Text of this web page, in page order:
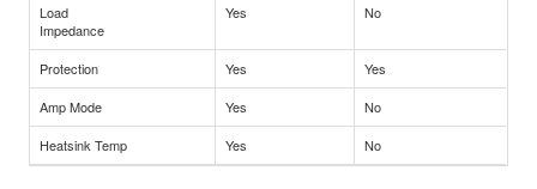
Load
Impedance
Yes No
Protection Yes
Yes
Amp Mode
Yes
No
Heatsink Temp
Yes No